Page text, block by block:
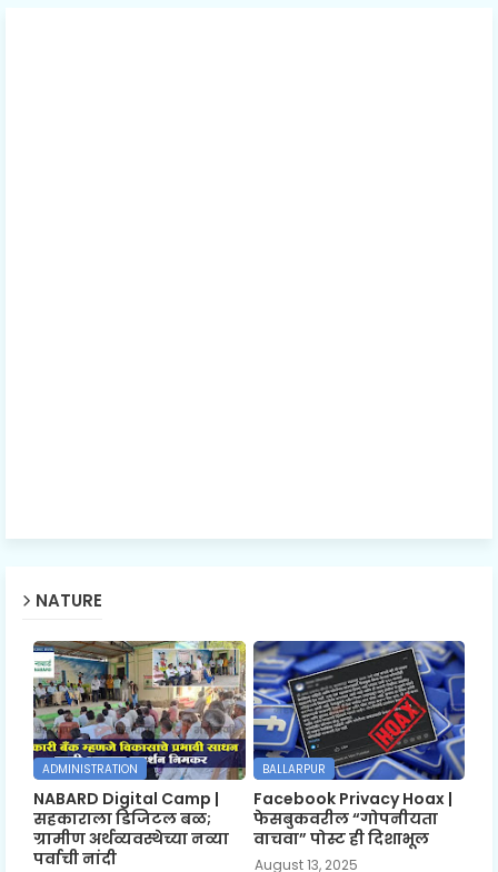
NATURE
ADMINISTRATION
NABARD Digital Camp |
सहकाराला डिजिटल बळ;
ग्रामीण अर्थव्यवस्थेच्या नव्या
पर्वाची नांदी
BALLARPUR
Facebook Privacy Hoax |
फेसबुकवरील “गोपनीयता
वाचवा” पोस्ट ही दिशाभूल
August 13, 2025